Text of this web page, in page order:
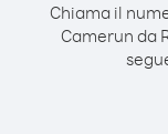
Chiama il
Camerun da